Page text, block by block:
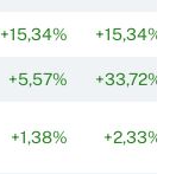
+15,34% +15,34%
+5,57% +33,72%
+1,38% +2,33%